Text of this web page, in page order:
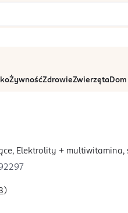
ŻywnośćZdrowieZwierzęta
)
Elektrolity +